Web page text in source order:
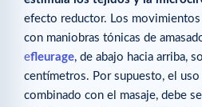
efecto reductor. Los
con maniobras tónicas de
efleurage, de abajo hacia arriba,
centímetros. Por supuesto, el uso
combinado con el masaje, debe